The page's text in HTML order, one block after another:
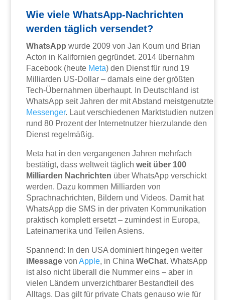
Wie viele WhatsApp-Nachrichten
werden täglich versendet?
WhatsApp wurde 2009 von Jan Koum und Brian
Acton in Kalifornien gegründet. 2014 übernahm
Facebook (heute Meta) den Dienst für rund 19
Milliarden US-Dollar – damals eine der größten
Tech-Übernahmen überhaupt. In Deutschland ist
WhatsApp seit Jahren der mit Abstand meistgenutzte
Messenger. Laut verschiedenen Marktstudien nutzen
rund 80 Prozent der Internetnutzer hierzulande den
Dienst regelmäßig.
Meta hat in den vergangenen Jahren mehrfach
bestätigt, dass weltweit täglichweit über 100
Milliarden Nachrichten über WhatsApp verschickt
werden. Dazu kommen Milliarden von
Sprachnachrichten, Bildern und Videos. Damit hat
WhatsApp die SMS in der privaten Kommunikation
praktisch komplett ersetzt – zumindest in Europa,
Lateinamerika und Teilen Asiens.
Spannend: In den USA dominiert hingegen weiter
iMessage vonApple, in ChinaWeChat. WhatsApp
ist also nicht überall die Nummer eins – aber in
vielen Ländern unverzichtbarer Bestandteil des
Alltags. Das gilt für private Chats genauso wie für